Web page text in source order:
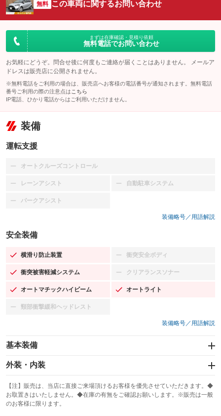
無料 この車両に関するお問い合わせ
まずは在庫確認・見積り依頼
無料電話でお問い合わせ
お気軽にどうぞ。問合せ後に何度もご連絡が届くことはありません。 メールア
ドレスは販売店に公開されません。
※無料電話をご利用の場合は、販売店へお客様の電話番号が通知されます。無料電話
番号ご利用の際の注意点は こちら
IP電話、ひかり電話からはご利用いただけません。
装備
運転支援
オートクルーズコントロール
：装備なし
レーンアシスト
：装備なし 自動駐車システム
：装備なし
パークアシスト
：装備なし
装備略号／用語解説
安全装備
横滑り防止装置
：装備あり 衝突安全ボディ
：装備なし
衝突被害軽減システム
：装備あり クリアランスソナー
：装備なし
オートマチックハイビーム
：装備あり オートライト
：装備あり
頸部衝撃緩和ヘッドレスト
：装備なし
装備略号／用語解説
基本装備
エアバッグ：運転席/助手席
：装備あり
：装備あり
サンルーフ
：装備なし ABS
外装・内装
カーナビ：SDナビ
：装備あり
TV：ワンセグ
：装備あり
【注】販売は、当店に直接ご来場頂けるお客様を優先させていただきます。◆
お取置きはいたしません。◆在庫の有無をご確認お願いします。※販売は一般
のお客様に限ります。